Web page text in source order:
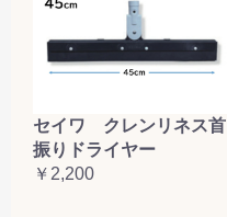
セイワ クレンリネス首
振りドライヤー
￥2,200